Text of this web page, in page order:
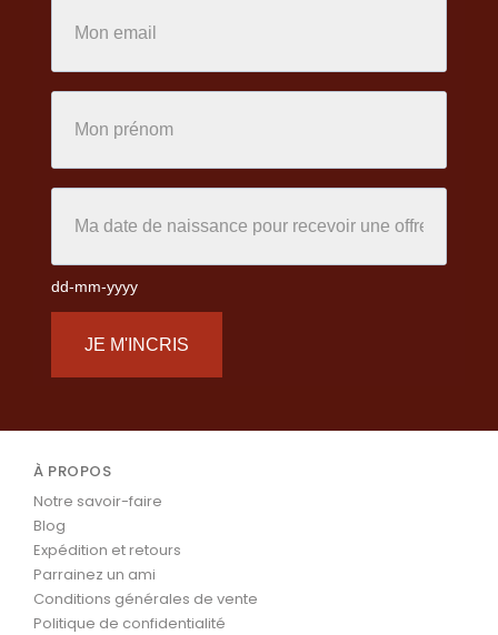
dd-mm-yyyy
JE M'INCRIS
À PROPOS
Notre savoir-faire
Blog
Expédition et retours
Parrainez un ami
Conditions générales de vente
Politique de confidentialité